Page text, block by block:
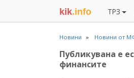
kik.info ТРЗ
Новини Новини от
Публикувана е
финансите